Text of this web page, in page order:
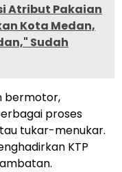
Atribut Pakaian
Kota Medan,
Sudah
bermotor,
proses
tukar-menukar.
KTP